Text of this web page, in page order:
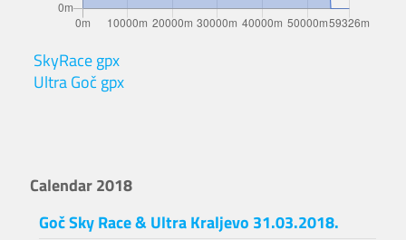
SkyRace gpx
Ultra Goč gpx
Calendar 2018
Goč Sky Race & Ultra Kraljevo 31.03.2018.